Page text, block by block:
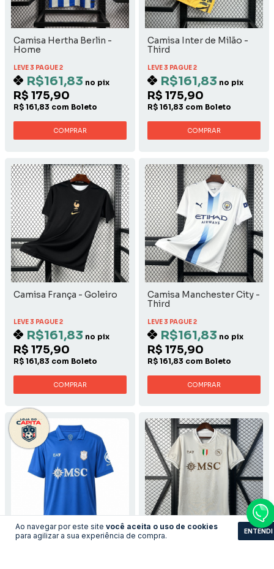
Ao navegar por este site você aceita o uso de cookies
para agilizar a sua experiência de compra.
ENTENDI
Camisa Hertha Berlin -
Home
LEVE 3 PAGUE 2
R$161,83 no pix
R$ 175,90
R$ 161,83 com Boleto
COMPRAR
Camisa Inter de Milão -
Third
LEVE 3 PAGUE 2
R$161,83 no pix
R$ 175,90
R$ 161,83 com Boleto
COMPRAR
Camisa França - Goleiro
LEVE 3 PAGUE 2
R$161,83 no pix
R$ 175,90
R$ 161,83 com Boleto
COMPRAR
Camisa Manchester City -
Third
LEVE 3 PAGUE 2
R$161,83 no pix
R$ 175,90
R$ 161,83 com Boleto
COMPRAR